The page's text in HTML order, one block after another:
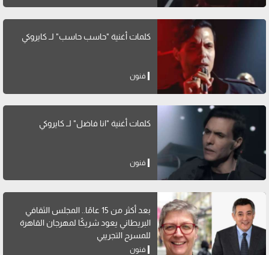
كلمات أغنية "حاسب حاسب" لــ كايروكي
فنون
كلمات أغنية "انا فاضل" لــ كايروكي
فنون
بعد أكثر من 15 عامًا.. المجلس الثقافي
البريطاني يعود شريكًا لمهرجان القاهرة
للمسرح التجريبي
فنون